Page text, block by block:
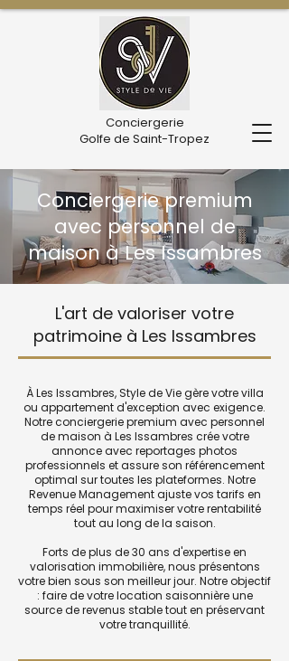
Conciergerie
Golfe de Saint-Tropez
Conciergerie premium
avec personnel de
maison à Les Issambres
L'art de valoriser votre
patrimoine à Les Issambres
À Les Issambres, Style de Vie gère votre villa
ou appartement d'exception avec exigence.
Notre conciergerie premium avec personnel
de maison à Les Issambres crée votre
annonce avec reportages photos
professionnels et assure son référencement
optimal sur toutes les plateformes. Notre
Revenue Management ajuste vos tarifs en
temps réel pour maximiser votre rentabilité
tout au long de la saison.
Forts de plus de 30 ans d'expertise en
valorisation immobilière, nous présentons
votre bien sous son meilleur jour. Notre objectif
: faire de votre location saisonnière une
source de revenus stable tout en préservant
votre tranquillité.